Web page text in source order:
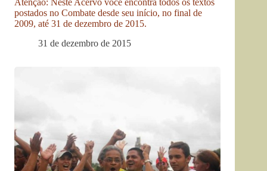
Atenção: Neste Acervo você encontra todos os textos
postados no Combate desde seu início, no final de
2009, até 31 de dezembro de 2015.
31 de dezembro de 2015